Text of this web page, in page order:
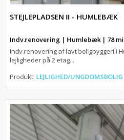
STEJLEPLADSEN II - HUMLEBÆK
Indv.renovering | Humlebæk | 78
Indv.renovering af lavt boligbyggeri i
lejligheder på 2 etag...
Produkt: LEJLIGHED/UNGDOMSBOLIG